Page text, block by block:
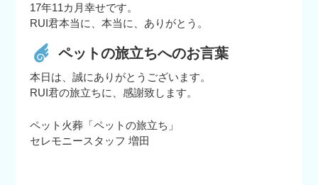
17年11カ月幸せです。
RUI君本当に、本当に、ありがとう。
ペットの旅立ちへのお言葉
本日は、誠にありがとうございます。
RUI君の旅立ちに、感謝致します。
ペット火葬「ペットの旅立ち」
セレモニースタッフ 増田